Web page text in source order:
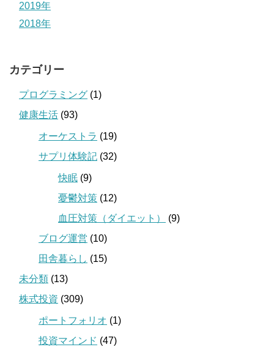
2019年
2018年
カテゴリー
プログラミング (1)
健康生活 (93)
オーケストラ (19)
サプリ体験記 (32)
快眠 (9)
憂鬱対策 (12)
血圧対策（ダイエット）
(9)
ブログ運営 (10)
田舎暮らし (15)
未分類 (13)
株式投資 (309)
ポートフォリオ (1)
投資マインド (47)